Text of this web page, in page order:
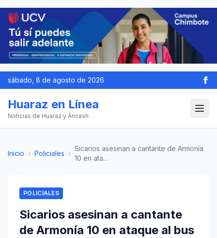
sábado, 8 de agosto de 2026
Huaraz en Línea
Noticias de Huaraz y Áncash
Inicio › Policiales ›
Sicarios asesinan a cantante de Armonía
10 en ata...
POLICIALES
Sicarios asesinan a cantante
de Armonía 10 en ataque al bus